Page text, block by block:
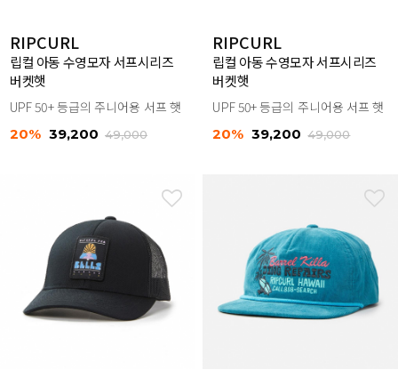
RIPCURL
립컬 아동 수영모자 서프시리즈
버켓햇
UPF 50+ 등급의 주니어용 서프 햇
20% 39,200 49,000
RIPCURL
립컬 아동 수영모자 서프시리즈
버켓햇
UPF 50+ 등급의 주니어용 서프 햇
20% 39,200 49,000